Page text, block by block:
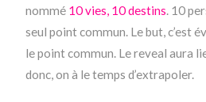
nommé 10 vies, 10 destins. 10
seul point commun. Le but, c’est
le point commun. Le reveal aura
donc, on à le temps d’extrapoler.